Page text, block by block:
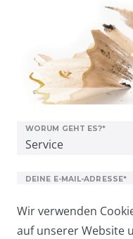
WORUM GEHT ES?*
DEINE E-MAIL-ADRESSE*
Kopie an mich
Wir verwenden
auf unserer Website